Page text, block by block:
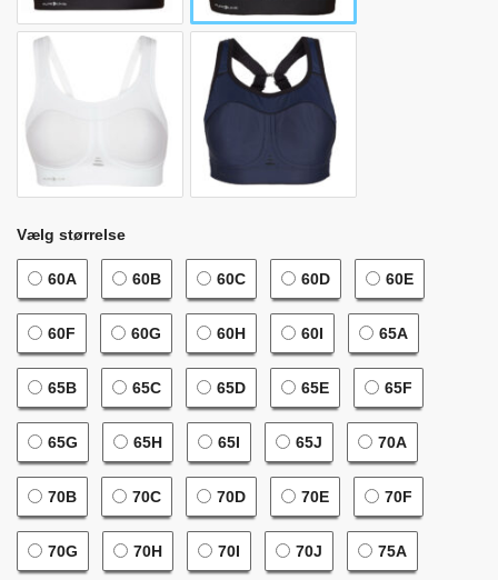
Vælg størrelse
60A 60B 60C 60D 60E
60F 60G 60H 60I 65A
65B 65C 65D 65E 65F
65G 65H 65I 65J 70A
70B 70C 70D 70E 70F
70G 70H 70I 70J 75A